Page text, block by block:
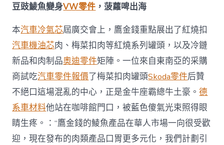
味”
噴
鼻
飄
全
球〉
中
豆豉鯪魚變身VW零件 ，菠蘿啤出海
本汽車冷氣芯屆廣交會上，鷹金錢重點展出了紅燒扣
汽車機油芯肉、梅菜扣肉等紅燒系列罐頭，以及冷鏈
新品和肉制品奧迪零件矩陣。一位來自東南亞的采購
商試吃汽車零件報價了梅菜扣肉罐頭Skoda零件后贊
不絕口這場混亂的中心，正是金牛座霸總牛土豪。德
系車材料他站在咖啡館門口，被藍色傻氣光束照得眼
睛生疼。：“鷹金錢的鯪魚產品在華人市場一向很受歡
迎，現在發布的肉類產品口胃更多元化，我們計劃引